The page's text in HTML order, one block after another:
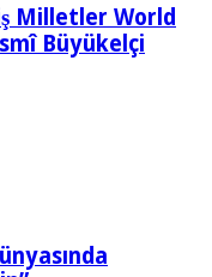
Milletler World
Büyükelçi